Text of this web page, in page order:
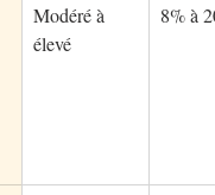
Modéré à
élevé
8% à